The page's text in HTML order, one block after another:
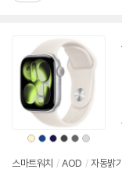
상
품
상
상
품
색
상
상
품
색
상
상
품
상
상
품
상
상
품
상
스마트워치 / AOD / 자동밝